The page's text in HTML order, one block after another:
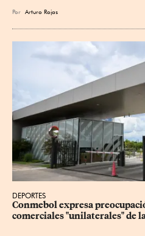
Por Arturo Rojas
DEPORTES
Conmebol expresa
comerciales "unilaterales" de